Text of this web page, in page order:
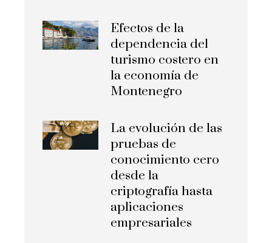
Efectos de la
dependencia del
turismo costero en
la economía de
Montenegro
La evolución de las
pruebas de
conocimiento cero
desde la
criptografía hasta
aplicaciones
empresariales